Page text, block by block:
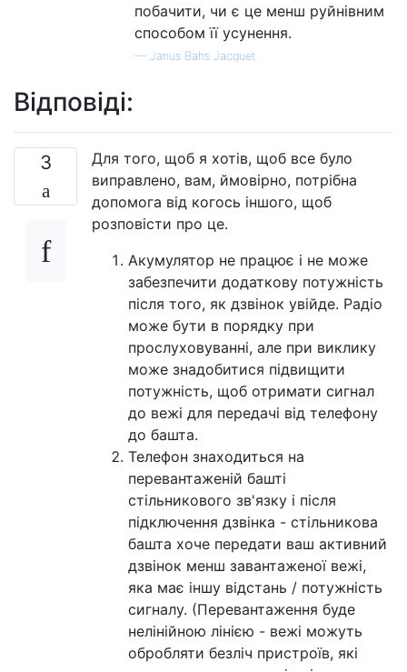
побачити, чи є це менш руйнівним
способом її усунення.
— Janus Bahs Jacquet
Відповіді:
3
Для того, щоб я хотів, щоб все було
виправлено, вам, ймовірно, потрібна
допомога від когось іншого, щоб
розповісти про це.
Акумулятор не працює і не може
забезпечити додаткову потужність
після того, як дзвінок увійде. Радіо
може бути в порядку при
прослуховуванні, але при виклику
може знадобитися підвищити
потужність, щоб отримати сигнал
до вежі для передачі від телефону
до башта.
Телефон знаходиться на
перевантаженій башті
стільникового зв'язку і після
підключення дзвінка - стільникова
башта хоче передати ваш активний
дзвінок менш завантаженої вежі,
яка має іншу відстань / потужність
сигналу. (Перевантаження буде
нелінійною лінією - вежі можуть
обробляти безліч пристроїв, які